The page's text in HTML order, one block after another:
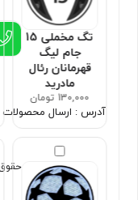
تگ مخملی 15
جام لیگ
قهرمانان رئال
مادرید
130,000 تومان
آدرس : ارسال
تمامی